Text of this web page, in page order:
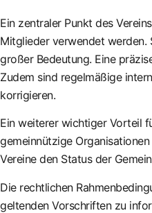
Ein zentraler Punkt des
Mitglieder verwendet werden.
großer Bedeutung. Eine
Zudem sind regelmäßige
korrigieren.
Ein weiterer wichtiger Vorteil
gemeinnützige
Vereine den Status der
Die rechtlichen
geltenden Vorschriften zu